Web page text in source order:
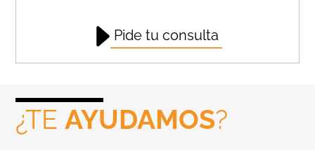
Pide tu consulta
¿TEAYUDAMOS?